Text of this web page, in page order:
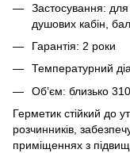
Застосування: для
душових кабін,
Гарантія: 2 роки
Температурний
Об’єм: близько
Герметик стійкий до
розчинників,
приміщеннях з